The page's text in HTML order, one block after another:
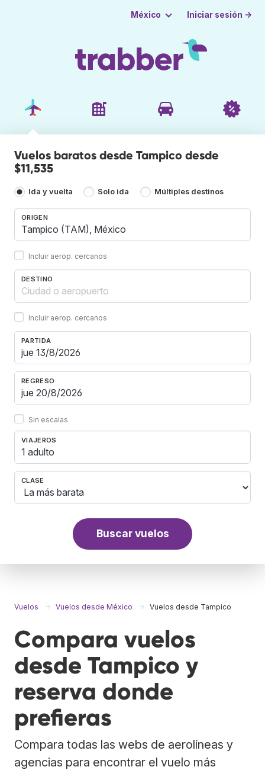
México Iniciar sesión →
Vuelos baratos desde Tampico desde
$11,535
Ida y vuelta Solo ida Múltiples destinos
ORIGEN
Incluir aerop. cercanos
DESTINO
Incluir aerop. cercanos
PARTIDA
REGRESO
Sin escalas
VIAJEROS
1 adulto
CLASE
Buscar vuelos
Vuelos Vuelos desde México Vuelos desde Tampico
Compara vuelos
desde Tampico y
reserva donde
prefieras
Compara todas las webs de aerolíneas y
agencias para encontrar el vuelo más